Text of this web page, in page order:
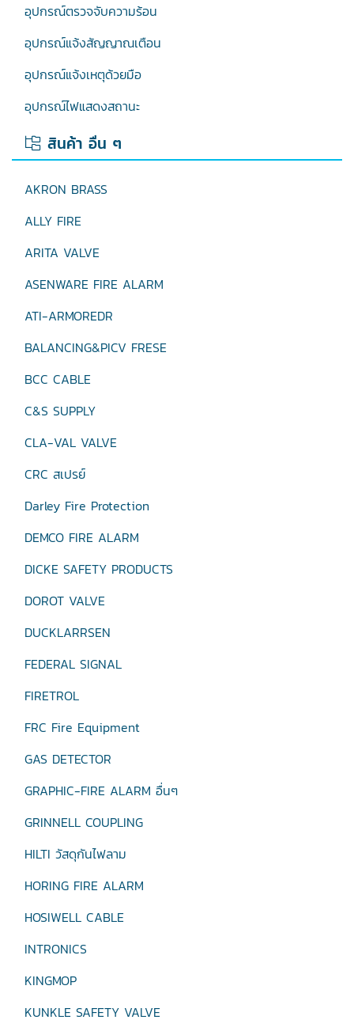
อุปกรณ์ตรวจจับความร้อน
อุปกรณ์แจ้งสัญญาณเตือน
อุปกรณ์แจ้งเหตุด้วยมือ
อุปกรณ์ไฟแสดงสถานะ
สินค้า อื่น ๆ
AKRON BRASS
ALLY FIRE
ARITA VALVE
ASENWARE FIRE ALARM
ATI-ARMOREDR
BALANCING&PICV FRESE
BCC CABLE
C&S SUPPLY
CLA-VAL VALVE
CRC สเปรย์
Darley Fire Protection
DEMCO FIRE ALARM
DICKE SAFETY PRODUCTS
DOROT VALVE
DUCKLARRSEN
FEDERAL SIGNAL
FIRETROL
FRC Fire Equipment
GAS DETECTOR
GRAPHIC-FIRE ALARM อื่นๆ
GRINNELL COUPLING
HILTI วัสดุกันไฟลาม
HORING FIRE ALARM
HOSIWELL CABLE
INTRONICS
KINGMOP
KUNKLE SAFETY VALVE